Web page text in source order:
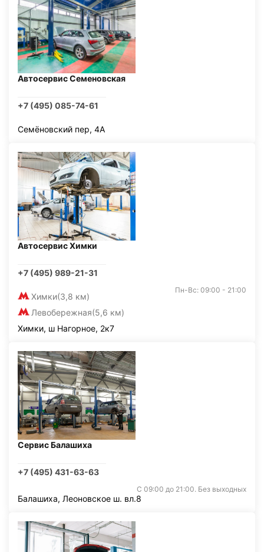
Автосервис Семеновская
+7 (495) 085-74-61
Семёновский пер, 4А
Автосервис Химки
+7 (495) 989-21-31
Химки(3,8 км)
Левобережная(5,6 км)
Пн-Вс: 09:00 - 21:00
Химки, ш Нагорное, 2к7
Сервис Балашиха
+7 (495) 431-63-63
С 09:00 до 21:00. Без выходных
Балашиха, Леоновское ш. вл.8